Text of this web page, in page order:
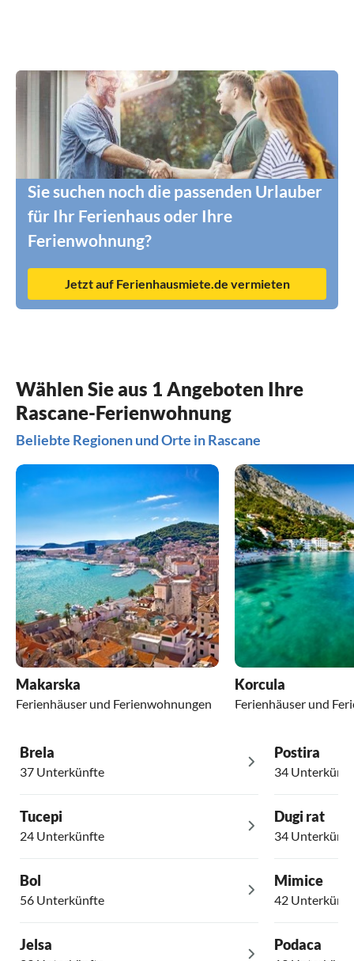
Sie suchen noch die passenden Urlauber
für Ihr Ferienhaus oder Ihre
Ferienwohnung?
Jetzt auf Ferienhausmiete.de vermieten
Wählen Sie aus 1 Angeboten Ihre
Rascane-Ferienwohnung
Beliebte Regionen und Orte in Rascane
Makarska
Ferienhäuser und Ferienwohnungen
Korcula
Ferienhäuser und
Brela
37 Unterkünfte
Tucepi
24 Unterkünfte
Bol
56 Unterkünfte
Jelsa
Postira
34
Dugi rat
34
Mimice
42
Podaca